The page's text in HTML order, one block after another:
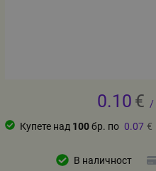
0.10 € /
Купете над 100бр. по 0.07 €
В наличност